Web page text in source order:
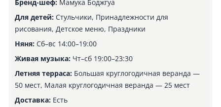
Бренд-шеф:Мамука Боджгуа
Для детей:Стульчики, Принадлежности для
рисования, Детское меню, Праздники
Няня:Сб–вс 14:00–19:00
Живая музыка:Чт–сб 19:00–23:30
Летняя терраса:Большая круглогодичная веранда —
50 мест, Малая круглогодичная веранда — 25 мест
Доставка:Есть